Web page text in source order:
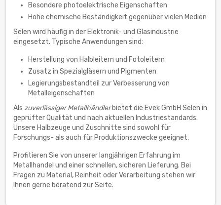
Besondere photoelektrische Eigenschaften
Hohe chemische Beständigkeit gegenüber vielen Medien
Selen wird häufig in der Elektronik- und Glasindustrie
eingesetzt. Typische Anwendungen sind:
Herstellung von Halbleitern und Fotoleitern
Zusatz in Spezialgläsern und Pigmenten
Legierungsbestandteil zur Verbesserung von
Metalleigenschaften
Als zuverlässiger Metallhändlerbietet die Evek GmbH Selen in
geprüfter Qualität und nach aktuellen Industriestandards.
Unsere Halbzeuge und Zuschnitte sind sowohl für
Forschungs- als auch für Produktionszwecke geeignet.
Profitieren Sie von unserer langjährigen Erfahrung im
Metallhandel und einer schnellen, sicheren Lieferung. Bei
Fragen zu Material, Reinheit oder Verarbeitung stehen wir
Ihnen gerne beratend zur Seite.